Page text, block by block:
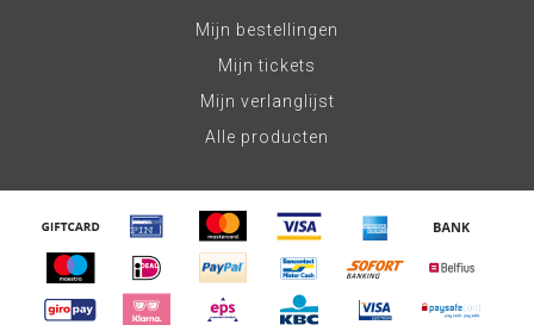
Mijn bestellingen
Mijn tickets
Mijn verlanglijst
Alle producten